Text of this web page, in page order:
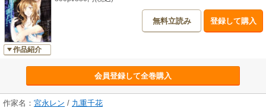
作品紹介
無料立読み 登録して購入
会員登録して全巻購入
作家名： 宮永レン / 九重千花